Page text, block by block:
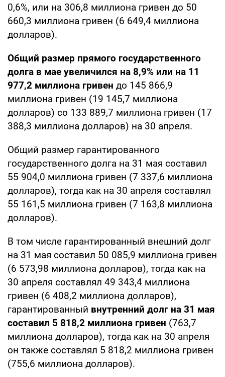
0,6%, или на 306,8 миллиона гривен до 50
660,3 миллиона гривен (6 649,4 миллиона
долларов).
Общий размер прямого государственного
долга в мае увеличился на 8,9% или на 11
977,2 миллиона гривен до 145 866,9
миллиона гривен (19 145,7 миллиона
долларов) со 133 889,7 миллиона гривен (17
388,3 миллиона долларов) на 30 апреля.
Общий размер гарантированного
государственного долга на 31 мая составил
55 904,0 миллиона гривен (7 337,6 миллиона
долларов), тогда как на 30 апреля составлял
55 161,5 миллиона гривен (7 163,8 миллиона
долларов).
В том числе гарантированный внешний долг
на 31 мая составил 50 085,9 миллиона гривен
(6 573,98 миллиона долларов), тогда как на
30 апреля составлял 49 343,4 миллиона
гривен (6 408,2 миллиона долларов),
гарантированный внутренний долг на 31 мая
составил 5 818,2 миллиона гривен (763,7
миллиона долларов), тогда как на 30 апреля
он также составлял 5 818,2 миллиона гривен
(755,6 миллиона долларов).